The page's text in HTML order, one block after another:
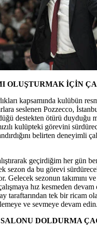
OLUŞTURMAK İÇİN
kapsamında kulübün
seslenen Pozzecco,
destekten ötürü duyduğu
kulüpteki görevini
belirten deneyimli
geçirdiğim her gün
sezon da bu görevi
Gelecek sezonun takımını
hız kesmeden
taraftarından tek bir ricam
ve sevmeye devam
DOLDURMA